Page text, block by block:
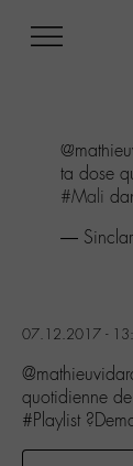
au
menu
Aller
contenu
recherche
ta dose
#Mali
— Sinclar
07.12.2017 -
quotidienne
#Playlist